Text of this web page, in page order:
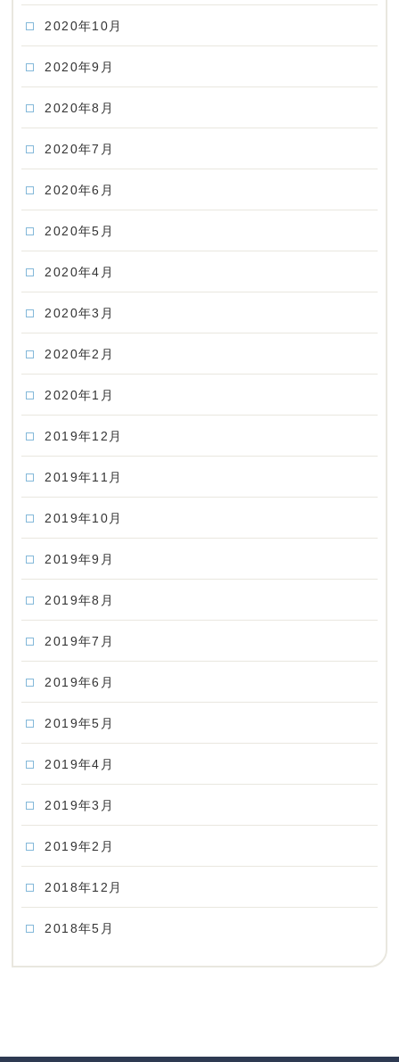
2020年10月
2020年9月
2020年8月
2020年7月
2020年6月
2020年5月
2020年4月
2020年3月
2020年2月
2020年1月
2019年12月
2019年11月
2019年10月
2019年9月
2019年8月
2019年7月
2019年6月
2019年5月
2019年4月
2019年3月
2019年2月
2018年12月
2018年5月